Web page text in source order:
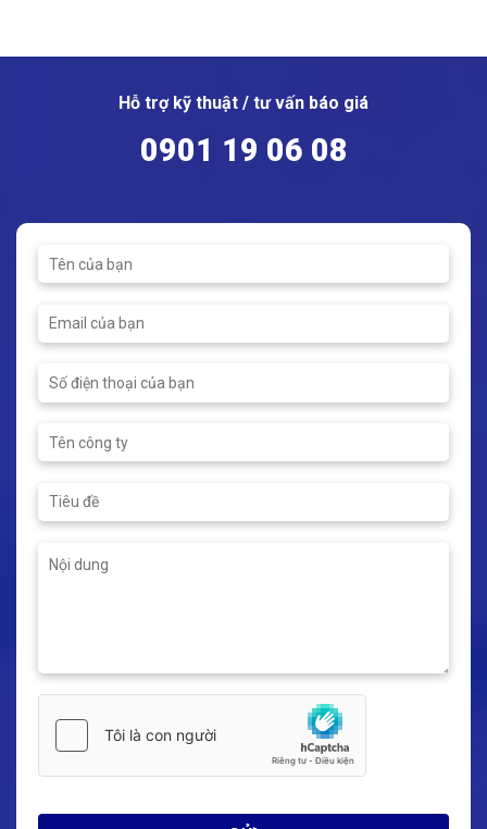
Hỗ trợ kỹ thuật / tư vấn báo giá
0901 19 06 08